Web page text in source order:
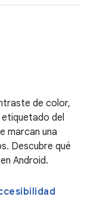
de color,
del
marcan una
Descubre qué
Android.